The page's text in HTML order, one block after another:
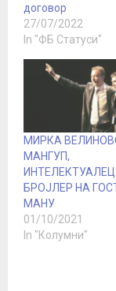
договор
27/07/2022
In "ФБ Статуси"
МИРКА
МАНГУП,
БРОЈЛЕР НА
МАНУ
01/10/2021
In "Колумни"